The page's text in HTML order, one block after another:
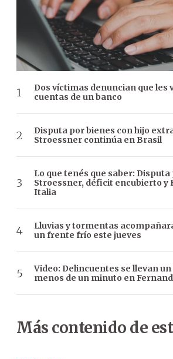
Dos víctimas denuncian que les
cuentas de un banco
Disputa por bienes con hijo
Stroessner continúa en Brasil
Lo que tenés que saber: Disputa
Stroessner, déficit encubierto y
Italia
Lluvias y tormentas
un frente frío este jueves
Video: Delincuentes se llevan
menos de un minuto en
Más contenido de